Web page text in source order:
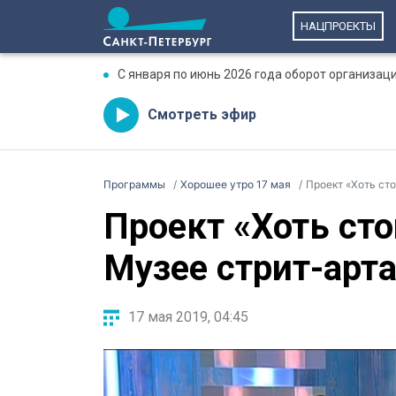
НАЦПРОЕКТЫ
С января по июнь 2026 года оборот
Смотреть эфир
Программы Хорошее утро 17 мая Проект «Хоть
Проект «Хоть
Музее стрит-арта
17 мая 2019, 04:45